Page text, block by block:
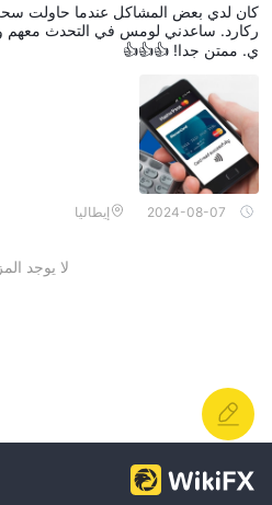
كان لدي بعض المشاكل عندما حاولت
ركارد. ساعدني لومس في التحدث
ي. ممتن جدا! 👍👍👍
2024-08-07 إيطاليا
لا يوجد